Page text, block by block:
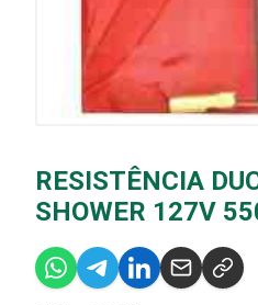
RESISTÊNCIA
SHOWER 127V